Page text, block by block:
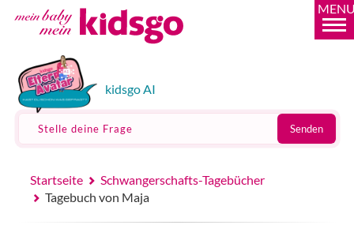
kidsgo AI
Stelle deine Frage Senden
Startseite
Schwangerschafts-Tagebücher
Tagebuch von Maja